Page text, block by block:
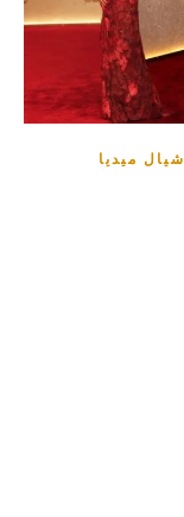
ميديا